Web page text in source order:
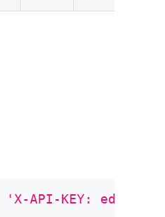
'X-API-KEY: